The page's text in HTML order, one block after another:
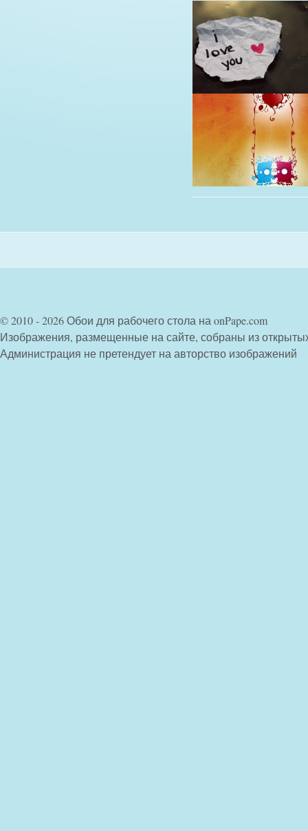
© 2010 - 2026 Обои для рабочего стола на onPape.com
Изображения, размещенные на сайте, собраны из
Администрация не претендует на авторство изображений